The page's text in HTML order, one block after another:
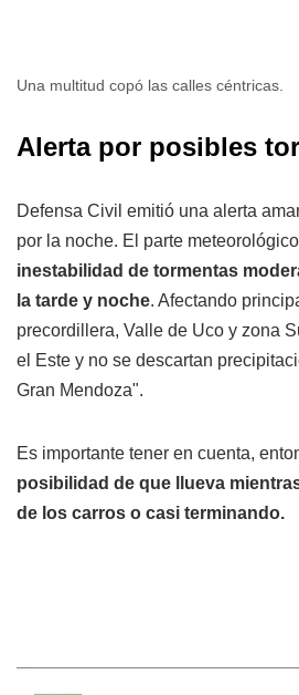
Una multitud copó las calles céntricas.
Alerta por posibles
Defensa Civil emitió una alerta
por la noche. El parte
inestabilidad de tormentas
la tarde y noche. Afectando
precordillera, Valle de Uco y zona
el Este y no se descartan
Gran Mendoza".
Es importante tener en cuenta,
posibilidad de que llueva
de los carros o casi terminando.